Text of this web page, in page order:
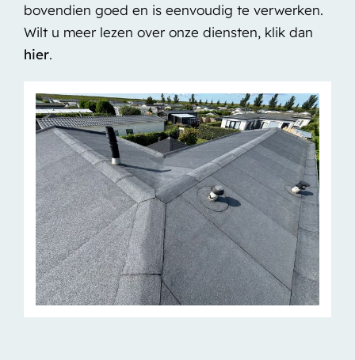
bovendien goed en is eenvoudig te verwerken.
Wilt u meer lezen over onze diensten, klik dan
hier.